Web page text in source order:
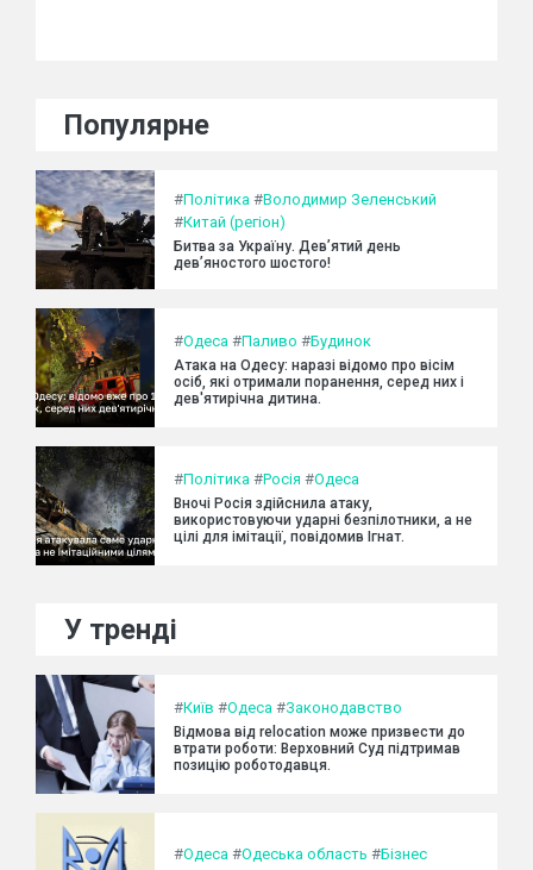
Популярне
#Політика #Володимир Зеленський
#Китай (регіон)
Битва за Україну. Дев’ятий день
дев’яностого шостого!
#Одеса #Паливо #Будинок
Атака на Одесу: наразі відомо про вісім
осіб, які отримали поранення, серед них і
дев'ятирічна дитина.
#Політика #Росія #Одеса
Вночі Росія здійснила атаку,
використовуючи ударні безпілотники, а не
цілі для імітації, повідомив Ігнат.
У тренді
#Київ #Одеса #Законодавство
Відмова від relocation може призвести до
втрати роботи: Верховний Суд підтримав
позицію роботодавця.
#Одеса #Одеська область #Бізнес